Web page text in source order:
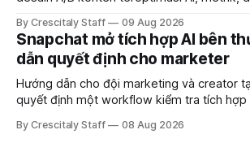
By Crescitaly Staff 09 Aug 2026
Snapchat mở tích hợp AI bên
dẫn quyết định cho marketer
Hướng dẫn cho đội marketing và creator
quyết định một workflow kiểm tra tích hợp
By Crescitaly Staff 08 Aug 2026